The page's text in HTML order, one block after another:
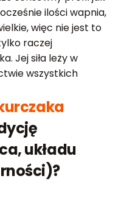
ilości wapnia,
więc nie jest to
raczej
Jej siła leży w
wszystkich
układu